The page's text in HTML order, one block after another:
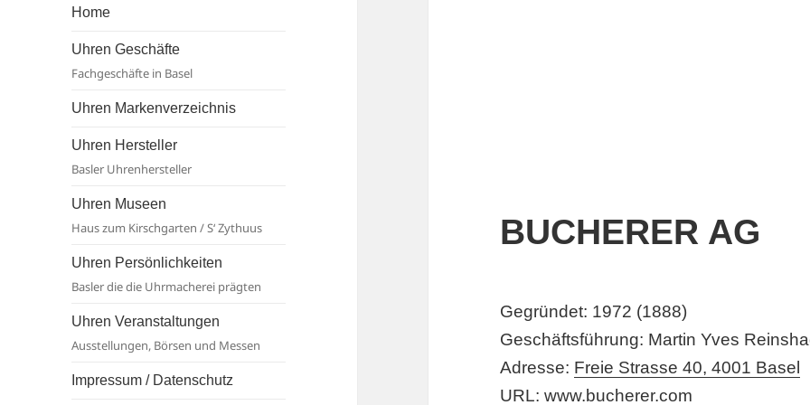
Basel
Home
Uhren Geschäfte
Fachgeschäfte in Basel
Uhren Markenverzeichnis
Uhren Hersteller
Basler Uhrenhersteller
Uhren Museen
Haus zum Kirschgarten / S‘ Zythuus
Uhren Persönlichkeiten
Basler die die Uhrmacherei prägten
Uhren Veranstaltungen
Ausstellungen, Börsen und Messen
Impressum / Datenschutz
BUCHERER AG
Gegründet: 1972 (1888)
Geschäftsführung: Martin Yves
Adresse: Freie Strasse 40, 4001 Basel
URL:www.bucherer.com